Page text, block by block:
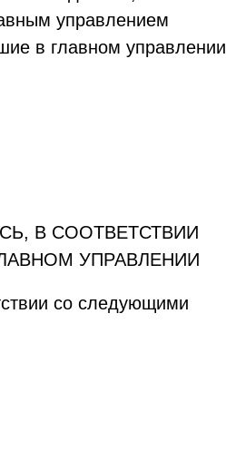
управлением
в главном управлении
В СООТВЕТСТВИИ
УПРАВЛЕНИИ
со следующими